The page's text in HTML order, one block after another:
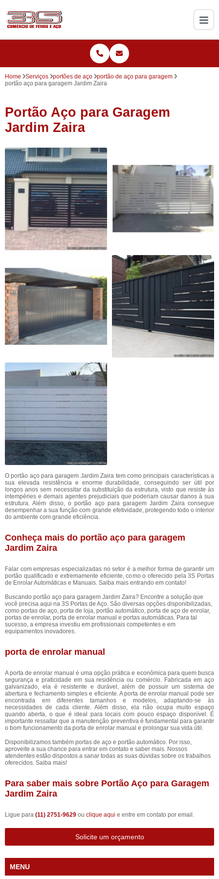
Home Serviços portões de aço
portão de aço para garagem
portão aço para garagem Jardim Zaira
Portão Aço para Garagem
Jardim Zaira
O portão aço para garagem Jardim Zaira tem como principais características a
sua elevada resistência e enorme durabilidade, conseguindo ser útil por
longos anos sem necessitar da substituição da estrutura, visto que resiste às
intempéries e demais agentes prejudiciais que poderiam causar danos à sua
estrutura. Além disso, o portão aço para garagem Jardim Zaira consegue
desempenhar a sua função com grande efetividade, protegendo todo o interior
do ambiente com grande eficiência.
Conheça mais do portão aço para garagem
Jardim Zaira
Falar com empresas especializadas no setor é a melhor forma de garantir um
portão qualificado e extremamente eficiente, como o oferecido pela 3S Portas
de Enrolar Automáticas e Manuais. Saiba mais entrando em contato!
Buscando portão aço para garagem Jardim Zaira? Encontre a solução que
você precisa aqui na 3S Portas de Aço. São diversas opções disponibilizadas,
como portas de aço, porta de loja, portão automático, porta de aço de enrolar,
portas de enrolar, porta de enrolar manual e portas automáticas. Para tal
sucesso, a empresa investiu em profissionais competentes e em
equipamentos inovadores.
porta de enrolar manual
A porta de enrolar manual é uma opção prática e econômica para quem busca
segurança e praticidade em sua residência ou comércio. Fabricada em aço
galvanizado, ela é resistente e durável, além de possuir um sistema de
abertura e fechamento simples e eficiente. A porta de enrolar manual pode ser
encontrada em diferentes tamanhos e modelos, adaptando-se às
necessidades de cada cliente. Além disso, ela não ocupa muito espaço
quando aberta, o que é ideal para locais com pouco espaço disponível. É
importante ressaltar que a manutenção preventiva é fundamental para garantir
o bom funcionamento da porta de enrolar manual e prolongar sua vida útil.
Disponibilizamos também portas de aço e portão automático. Por isso,
aproveite a sua chance para entrar em contato e saber mais. Nossos
atendentes estão dispostos a sanar todas as suas dúvidas sobre os trabalhos
oferecidos. Saiba mais!
Para saber mais sobre Portão Aço para Garagem
Jardim Zaira
Ligue para (11) 2751-9629 ou clique aqui e entre em contato por email.
Solicite um orçamento
MENU